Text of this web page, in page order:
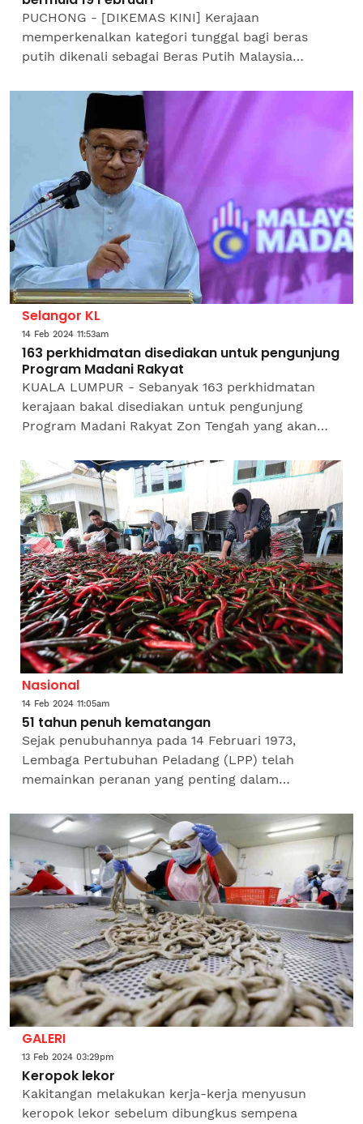
PUCHONG - [DIKEMAS KINI] Kerajaan
memperkenalkan kategori tunggal bagi beras
putih dikenali sebagai Beras Putih Malaysia
tempatan dan import di pasaran...
Selangor KL
14 Feb 2024 11:53am
163 perkhidmatan disediakan untuk pengunjung
Program Madani Rakyat
KUALA LUMPUR - Sebanyak 163 perkhidmatan
kerajaan bakal disediakan untuk pengunjung
Program Madani Rakyat Zon Tengah yang akan
Kompleks Sukan Kuala...
Nasional
14 Feb 2024 11:05am
51 tahun penuh kematangan
Sejak penubuhannya pada 14 Februari 1973,
Lembaga Pertubuhan Peladang (LPP) telah
memainkan peranan yang penting dalam
tahun pengalaman yang pelbagai...
GALERI
13 Feb 2024 03:29pm
Keropok lekor
Kakitangan melakukan kerja-kerja menyusun
keropok lekor sebelum dibungkus sempena